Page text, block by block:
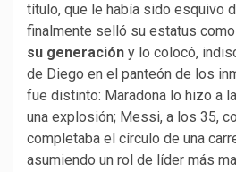
título, que le había sido esquivo
finalmente selló su estatus
su generación y lo colocó,
de Diego en el panteón de los
fue distinto: Maradona lo hizo a
una explosión; Messi, a los 35,
completaba el círculo de una
asumiendo un rol de líder más